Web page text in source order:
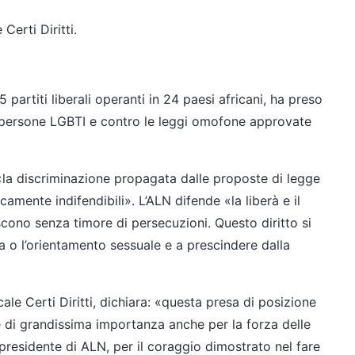
Certi Diritti.
partiti liberali operanti in 24 paesi africani, ha preso
LGBTI e contro le leggi omofone approvate
discriminazione propagata dalle proposte di legge
indifendibili». L’ALN difende «la liberà e il
senza timore di persecuzioni. Questo diritto si
l’orientamento sessuale e a prescindere dalla
Certi Diritti, dichiara: «questa presa di posizione
grandissima importanza anche per la forza delle
di ALN, per il coraggio dimostrato nel fare